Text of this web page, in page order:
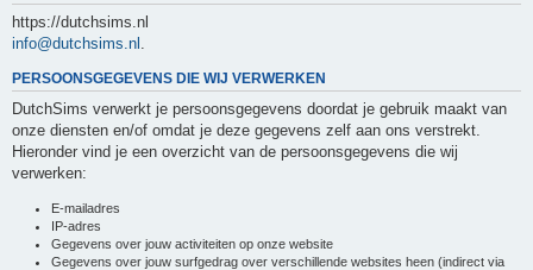
https://dutchsims.nl
info@dutchsims.nl
PERSOONSGEGEVENS DIE WIJ VERWERKEN
DutchSims verwerkt je persoonsgegevens doordat je gebruik maakt van
onze diensten en/of omdat je deze gegevens zelf aan ons verstrekt.
Hieronder vind je een overzicht van de persoonsgegevens die wij
verwerken:
E-mailadres
IP-adres
Gegevens over jouw activiteiten op onze website
Gegevens over jouw surfgedrag over verschillende websites heen (indirect via